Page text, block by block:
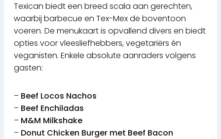
Texican biedt een breed scala aan gerechten,
waarbij barbecue en Tex-Mex de boventoon
voeren. De menukaart is opvallend divers en biedt
opties voor vleesliefhebbers, vegetariërs én
veganisten. Enkele absolute aanraders volgens
gasten:
– Beef Locos Nachos
– Beef Enchiladas
– M&M Milkshake
– Donut Chicken Burger met Beef Bacon